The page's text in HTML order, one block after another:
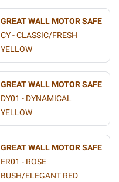
GREAT WALL MOTOR SAFE
CY - CLASSIC/FRESH
YELLOW
GREAT WALL MOTOR SAFE
DY01 - DYNAMICAL
YELLOW
GREAT WALL MOTOR SAFE
ER01 - ROSE
BUSH/ELEGANT RED